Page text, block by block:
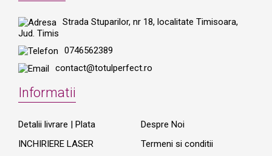
Strada Stuparilor, nr 18, localitate Timisoara,
Jud. Timis
0746562389
contact@totulperfect.ro
Informatii
Detalii livrare | Plata
INCHIRIERE LASER
Despre Noi
Termeni si conditii